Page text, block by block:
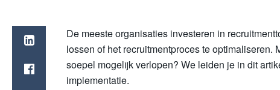
De meeste organisaties investeren in
lossen of het recruitmentproces te optimaliseren.
soepel mogelijk verlopen? We leiden je in dit
implementatie.